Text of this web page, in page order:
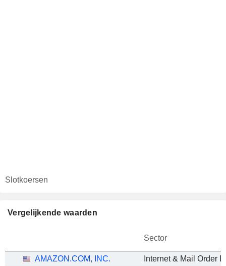
Slotkoersen
Vergelijkende waarden
Sector
AMAZON.COM, INC.